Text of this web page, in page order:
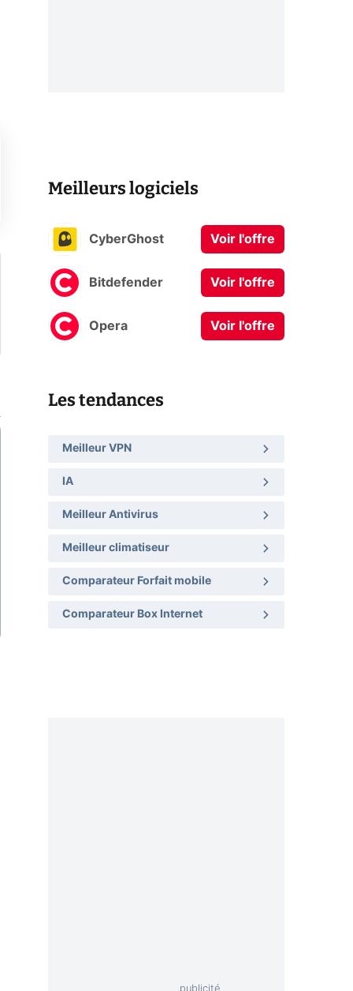
Meilleurs logiciels
CyberGhost Voir l'offre
Bitdefender Voir l'offre
Opera Voir l'offre
Les tendances
Meilleur VPN
IA
Meilleur Antivirus
Meilleur climatiseur
Comparateur Forfait mobile
Comparateur Box Internet